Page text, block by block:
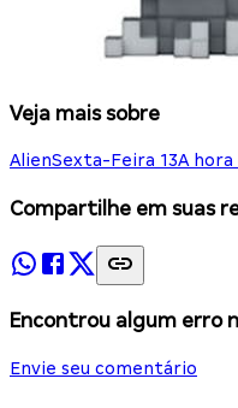
Veja mais sobre
AlienSexta-Feira 13A hora
Compartilhe em suas
Encontrou algum erro
Envie seu comentário